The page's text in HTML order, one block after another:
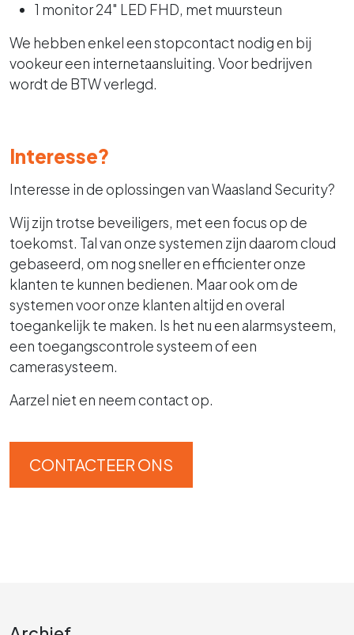
1 monitor 24" LED FHD, met muursteun
We hebben enkel een stopcontact nodig en bij
vookeur een internetaansluiting. Voor bedrijven
wordt de BTW verlegd.
Interesse?
Interesse in de oplossingen van Waasland Security?
Wij zijn trotse beveiligers, met een focus op de
toekomst. Tal van onze systemen zijn daarom cloud
gebaseerd, om nog sneller en efficienter onze
klanten te kunnen bedienen. Maar ook om de
systemen voor onze klanten altijd en overal
toegankelijk te maken. Is het nu een alarmsysteem,
een toegangscontrole systeem of een
camerasysteem.
Aarzel niet en neem contact op.
CONTACTEER ONS